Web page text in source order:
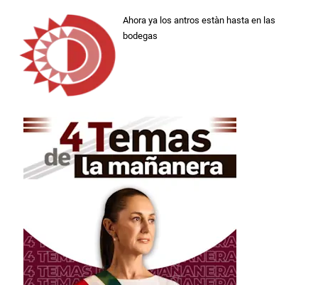
Ahora ya los antros estàn hasta en las
bodegas